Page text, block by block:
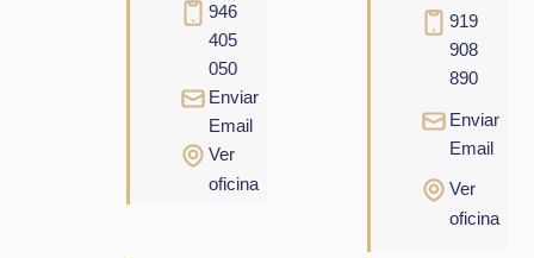
946
405
050
Enviar
Email
Ver
oficina
919
908
890
Enviar
Email
Ver
oficina